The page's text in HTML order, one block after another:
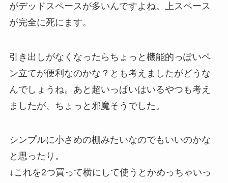
がデッドスペースが多いんですよね。上スペース
が完全に死にます。
引き出しがなくなったらちょっと機能的っぽいペ
ン立てが便利なのかな？とも考えましたがどうな
んでしょうね。あと超いっぱいはいるやつも考え
ましたが、ちょっと邪魔そうでした。
シンプルに小さめの棚みたいなのでもいいのかな
と思ったり。
↓これを2つ買って横にして使うとかめっちゃいっ